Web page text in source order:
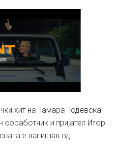
хит на Тамара Тодевска
соработник и пријател Игор
е напишан од